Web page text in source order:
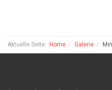
Aktuelle Seite: Home Galerie